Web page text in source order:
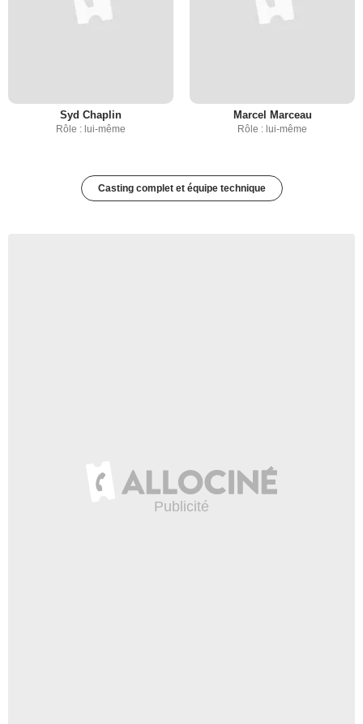
Syd Chaplin
Rôle : lui-même
Marcel Marceau
Rôle : lui-même
Casting complet et équipe technique